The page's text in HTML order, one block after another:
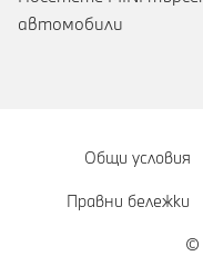
автомобили
Общи условия
Правни бележки
©